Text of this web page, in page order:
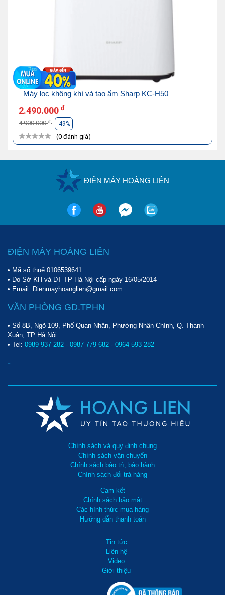
Máy lọc không khí và tạo ẩm Sharp KC-H50
2.490.000 đ
4.900.000đ -49%
(0 đánh giá)
ĐIỆN MÁY HOÀNG LIÊN
ĐIỆN MÁY HOÀNG LIÊN
• Mã số thuế 0106539641
• Do Sở KH và ĐT TP Hà Nội cấp ngày 16/05/2014
• Email: Dienmayhoanglien@gmail.com
VĂN PHÒNG GD.TPHN
• Số 8B, Ngõ 109, Phố Quan Nhân, Phường Nhân Chính, Q. Thanh
Xuân, TP Hà Nội
• Tel: 0989 937 282 - 0987 779 682 - 0964 593 282
-
Chính sách và quy định chung
Chính sách vận chuyển
Chính sách bảo trì, bảo hành
Chính sách đổi trả hàng
Cam kết
Chính sách bảo mật
Các hình thức mua hàng
Hướng dẫn thanh toán
Tin tức
Liên hệ
Video
Giới thiệu